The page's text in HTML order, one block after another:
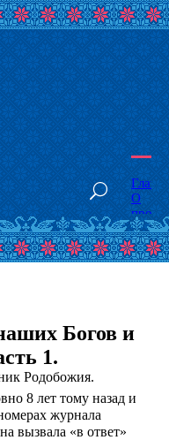
О
Наши
Богов и
1.
Родобожия.
8 лет тому назад и
журнала
вызвала «в ответ»